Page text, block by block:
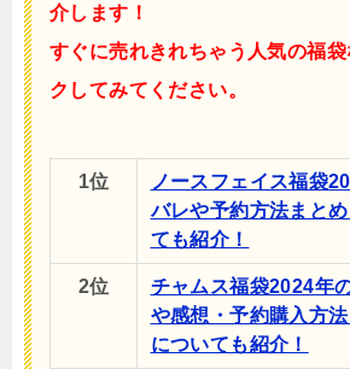
介します！
すぐに売れきれちゃう人気の福
クしてみてください。
1位
ノースフェイス福袋
バレや予約方法まと
ても紹介！
2位
チャムス福袋2024年
や感想・予約購入方
についても紹介！